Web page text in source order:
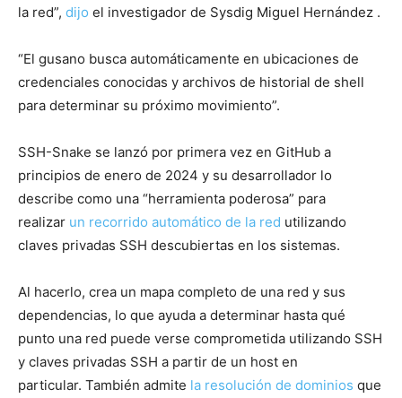
la red”, dijo el investigador de Sysdig Miguel Hernández .
“El gusano busca automáticamente en ubicaciones de
credenciales conocidas y archivos de historial de shell
para determinar su próximo movimiento”.
SSH-Snake se lanzó por primera vez en GitHub a
principios de enero de 2024 y su desarrollador lo
describe como una “herramienta poderosa” para
realizar un recorrido automático de la red utilizando
claves privadas SSH descubiertas en los sistemas.
Al hacerlo, crea un mapa completo de una red y sus
dependencias, lo que ayuda a determinar hasta qué
punto una red puede verse comprometida utilizando SSH
y claves privadas SSH a partir de un host en
particular. También admite la resolución de dominios que